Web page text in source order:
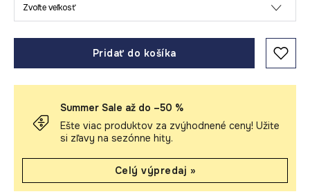
Zvoľte veľkosť
Pridať do košíka
Summer Sale až do –50 %
Ešte viac produktov za zvýhodnené ceny! Užite
si zľavy na sezónne hity.
Celý výpredaj »